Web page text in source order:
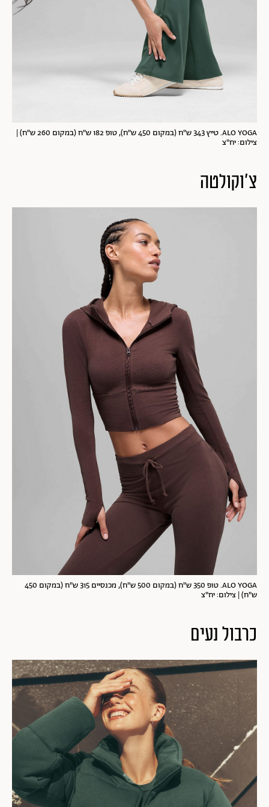
ALO YOGA. טייץ 343 ש"ח (במקום 450 ש"ח), טופ 182 ש"ח (במקום 260 ש"ח) |
צילום: יח"צ
צ'וקולטה
ALO YOGA. טופ 350 ש"ח (במקום 500 ש"ח), מכנסיים 315 ש"ח (במקום 450
ש"ח) | צילום: יח"צ
כרבול נעים